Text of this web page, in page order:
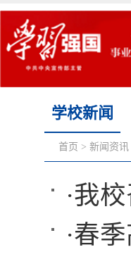
学校新闻
首页 > 新闻资讯
·我
·春